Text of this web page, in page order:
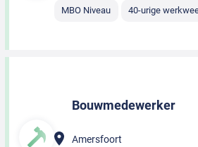
MBO Niveau 40-urige
Bouwmedewerker
Amersfoort